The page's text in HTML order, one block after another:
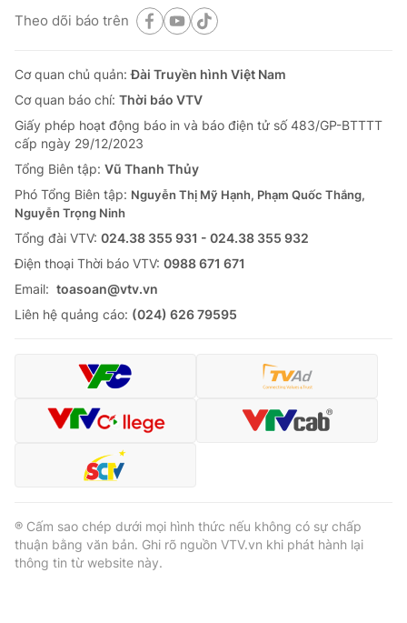
Theo dõi báo trên
Cơ quan chủ quản:Đài Truyền hình Việt Nam
Cơ quan báo chí: Thời báo VTV
Giấy phép hoạt động báo in và báo điện tử số 483/GP-BTTTT
cấp ngày 29/12/2023
Tổng Biên tập: Vũ Thanh Thủy
Phó Tổng Biên tập: Nguyễn Thị Mỹ Hạnh, Phạm Quốc Thắng,
Nguyễn Trọng Ninh
Tổng đài VTV: 024.38 355 931 - 024.38 355 932
Ðiện thoại Thời báo VTV: 0988 671 671
Email: toasoan@vtv.vn
Liên hệ quảng cáo: (024) 626 79595
® Cấm sao chép dưới mọi hình thức nếu không có sự chấp
thuận bằng văn bản. Ghi rõ nguồn VTV.vn khi phát hành lại
thông tin từ website này.